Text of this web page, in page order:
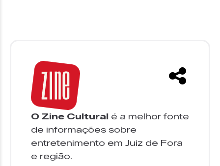
O Zine Cultural é a melhor fonte
de informações sobre
entretenimento em Juiz de Fora
e região.